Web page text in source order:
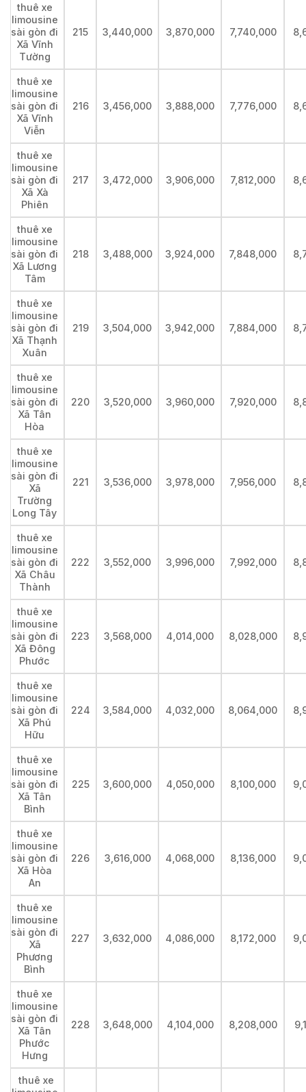
thuê xe
limousine
sài gòn đi
Xã Vĩnh
Tường
215 3,440,000 3,870,000 7,740,000
thuê xe
limousine
sài gòn đi
Xã Vĩnh
Viễn
216 3,456,000 3,888,000 7,776,000
thuê xe
limousine
sài gòn đi
Xã Xà
Phiên
217 3,472,000 3,906,000 7,812,000
thuê xe
limousine
sài gòn đi
Xã Lương
Tâm
218 3,488,000 3,924,000 7,848,000
thuê xe
limousine
sài gòn đi
Xã Thạnh
Xuân
219 3,504,000 3,942,000 7,884,000
thuê xe
limousine
sài gòn đi
Xã Tân
Hòa
220 3,520,000 3,960,000 7,920,000
thuê xe
limousine
sài gòn đi
Xã
Trường
Long Tây
221 3,536,000 3,978,000 7,956,000
thuê xe
limousine
sài gòn đi
Xã Châu
Thành
222 3,552,000 3,996,000 7,992,000
thuê xe
limousine
sài gòn đi
Xã Đông
Phước
223 3,568,000 4,014,000 8,028,000
thuê xe
limousine
sài gòn đi
Xã Phú
Hữu
224 3,584,000 4,032,000 8,064,000
thuê xe
limousine
sài gòn đi
Xã Tân
Bình
225 3,600,000 4,050,000 8,100,000
thuê xe
limousine
sài gòn đi
Xã Hòa
An
226 3,616,000 4,068,000 8,136,000
thuê xe
limousine
sài gòn đi
Xã
Phương
Bình
227 3,632,000 4,086,000 8,172,000
thuê xe
limousine
sài gòn đi
Xã Tân
Phước
Hưng
228 3,648,000 4,104,000 8,208,000
thuê xe